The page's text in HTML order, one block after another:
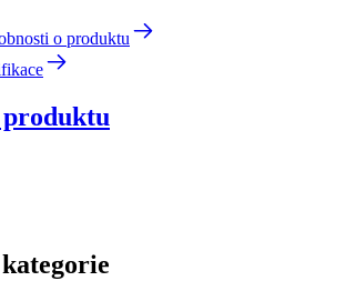
o produktu
PI47